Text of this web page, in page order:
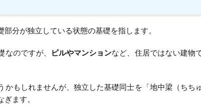
分が独立している状態の基礎を指します。
のですが、 ビルやマンションなど、住居ではない建物
もしれませんが、独立した基礎同士を「地中梁（ちち
ます。